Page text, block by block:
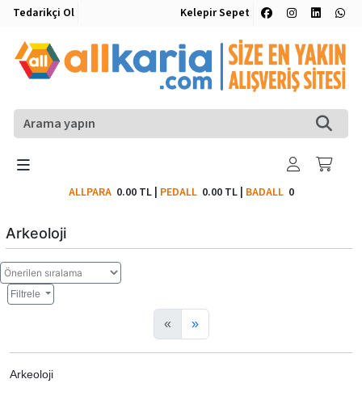
Tedarikçi Ol Kelepir Sepet
ALLPARA 0.00 TL| PEDALL 0.00 TL| BADALL0
Arkeoloji
Filtrele
« »
Arkeoloji